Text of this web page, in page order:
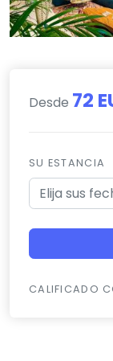
Desde 72
SU ESTANCIA
CALIFICADO